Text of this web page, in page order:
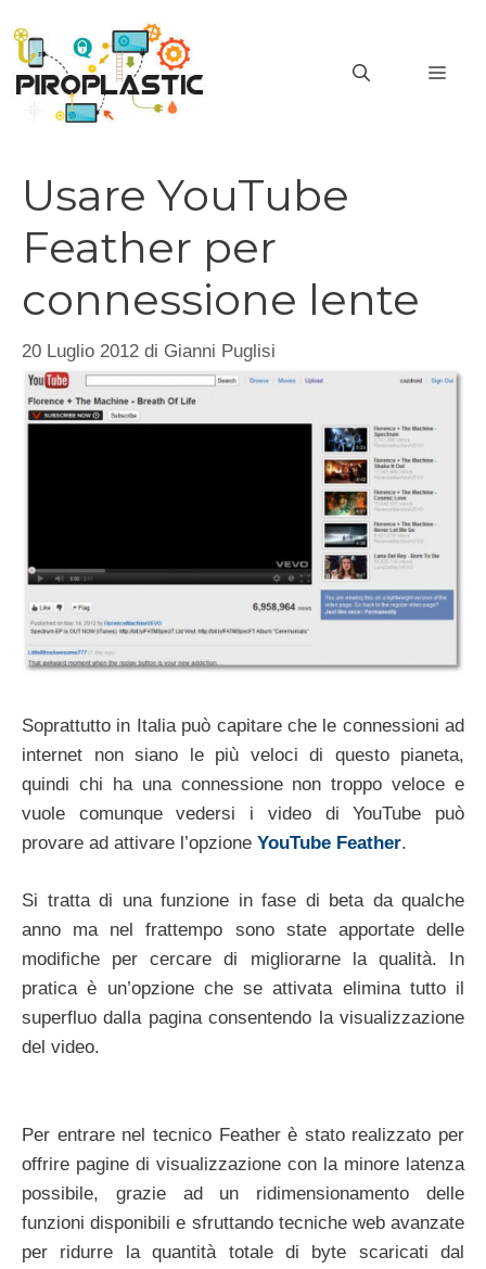
contenuto
Usare YouTube
Feather per
connessione lente
20 Luglio 2012 di Gianni Puglisi
Soprattutto in Italia può capitare che le connessioni ad
internet non siano le più veloci di questo pianeta,
quindi chi ha una connessione non troppo veloce e
vuole comunque vedersi i video di YouTube può
provare ad attivare l’opzione YouTube Feather.
Si tratta di una funzione in fase di beta da qualche
anno ma nel frattempo sono state apportate delle
modifiche per cercare di migliorarne la qualità. In
pratica è un’opzione che se attivata elimina tutto il
superfluo dalla pagina consentendo la visualizzazione
del video.
Per entrare nel tecnico Feather è stato realizzato per
offrire pagine di visualizzazione con la minore latenza
possibile, grazie ad un ridimensionamento delle
funzioni disponibili e sfruttando tecniche web avanzate
per ridurre la quantità totale di byte scaricati dal